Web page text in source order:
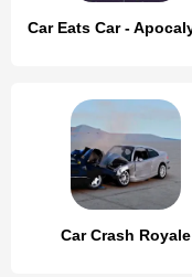
Car Crash Royale